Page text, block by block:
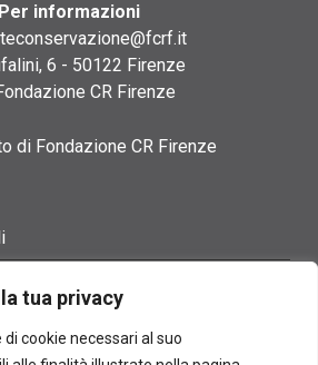
tua privacy
cookie necessari al suo
Per informazioni
6 - 50122 Firenze
CR Firenze
di Fondazione CR Firenze